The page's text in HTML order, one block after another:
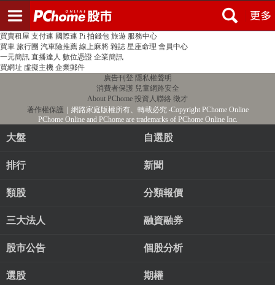
PChome首頁 線上購物 24h購物 書店
買賣租屋 支付連 國際連 Pi 拍錢包 旅遊 服務中心
買車 旅行團 汽車險推薦 線上麻將 雜誌 星座命理 會員中心
一元簡訊 直播達人 數位憑證 企業簡訊
買網址 虛擬主機 企業郵件
廣告刊登 隱私權聲明
消費者保護 兒童網路安全
About PChome 投資人聯絡 徵才
著作權保護 ｜網路家庭版權所有、轉載必究‧Copyright PChome Online
PChome Online and PChome are trademarks of PChome Online Inc.
大盤 自選股
排行 新聞
類股 分類報價
三大法人 融資融券
股市公告 個股分析
選股 期權